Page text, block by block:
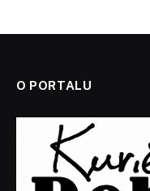
O PORTALU